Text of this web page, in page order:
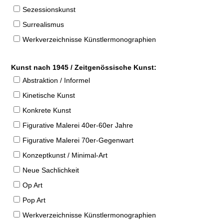
Sezessionskunst
Surrealismus
Werkverzeichnisse Künstlermonographien
Kunst nach 1945 / Zeitgenössische Kunst:
Abstraktion / Informel
Kinetische Kunst
Konkrete Kunst
Figurative Malerei 40er-60er Jahre
Figurative Malerei 70er-Gegenwart
Konzeptkunst / Minimal-Art
Neue Sachlichkeit
Op Art
Pop Art
Werkverzeichnisse Künstlermonographien